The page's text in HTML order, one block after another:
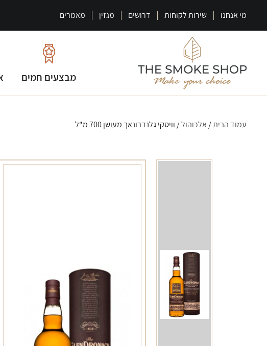
מי אנחנו שירות לקוחות דרושים מגזין מאמרים
מבצעים חמים
עמוד הבית/ אלכוהול/ וויסקי גלנדרונאך מעושן 700 מ"ל